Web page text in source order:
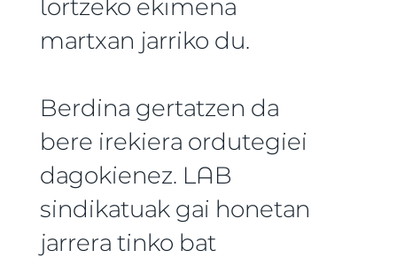
martxan jarriko du.
Berdina gertatzen da
bere irekiera ordutegiei
dagokienez. LAB
sindikatuak gai honetan
jarrera tinko bat